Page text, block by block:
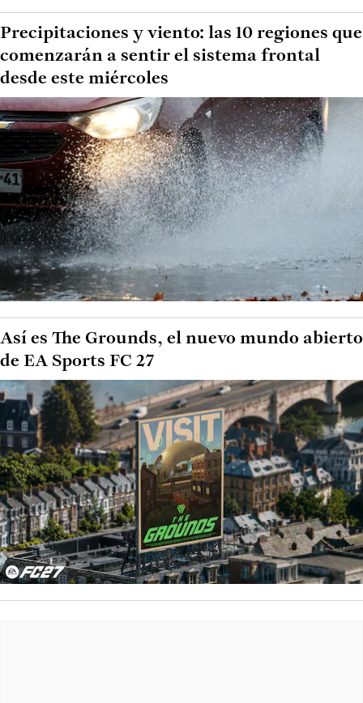
Precipitaciones y viento: las 10 regiones que
comenzarán a sentir el sistema frontal
desde este miércoles
Así es The Grounds, el nuevo mundo abierto
de EA Sports FC 27